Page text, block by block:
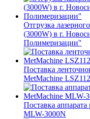
Отгрузка
(3000W) в г.
Полимеризации"
Поставка
MetMachine
Поставка
MLW-3000N